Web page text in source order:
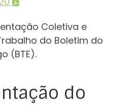
Coletiva e
do Boletim do
(BTE).
do